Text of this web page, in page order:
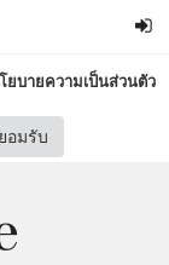
ยบายความเป็นส่วนตัว
อมรับ